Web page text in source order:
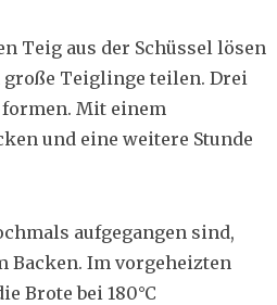
Teig aus der Schüssel lösen
Teiglinge teilen. Drei
Mit einem
und eine weitere Stunde
aufgegangen sind,
Backen. Im vorgeheizten
Brote bei 180°C